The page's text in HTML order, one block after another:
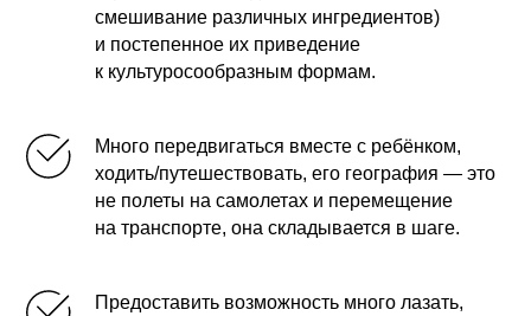
смешивание различных ингредиентов)
и постепенное их приведение
к культуросообразным формам.
Много передвигаться вместе с ребёнком,
ходить/путешествовать, его география — это
не полеты на самолетах и перемещение
на транспорте, она складывается в шаге.
Предоставить возможность много лазать,